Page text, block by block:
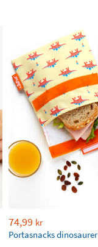
74,99 kr
Portasnacks dinosaurer